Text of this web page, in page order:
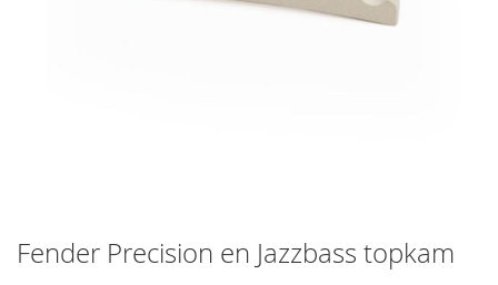
Fender Precision en Jazzbass topkam
to
the